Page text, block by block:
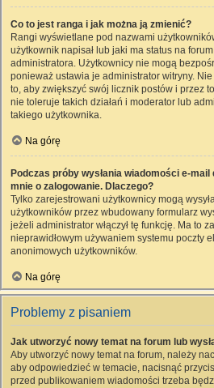
Co to jest ranga i jak można ją zmienić?
Rangi wyświetlane pod nazwami
użytkownik napisał lub jaki ma status na
administratora. Użytkownicy nie mogą
ponieważ ustawia je administrator witryny.
to, aby zwiększyć swój licznik postów i przez
nie toleruje takich działań i moderator lub
takiego użytkownika.
Na górę
Podczas próby wysłania wiadomości e-
mnie o zalogowanie. Dlaczego?
Tylko zarejestrowani użytkownicy mogą
użytkowników przez wbudowany formularz
jeżeli administrator włączył tę funkcję. Ma to
nieprawidłowym używaniem systemu poczty
anonimowych użytkowników.
Na górę
Problemy z pisaniem
Jak utworzyć nowy temat na forum lub
Aby utworzyć nowy temat na forum, należy
aby odpowiedzieć w temacie, nacisnąć
przed publikowaniem wiadomości trzeba